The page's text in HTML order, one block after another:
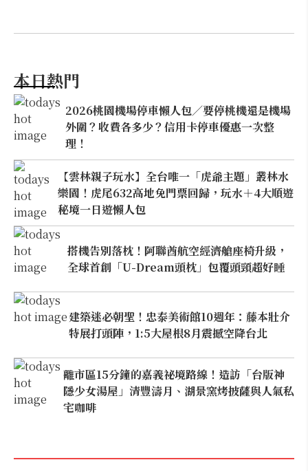
本日熱門
2026桃園機場停車懶人包／要停桃機還是機場
外圍？收費各多少？信用卡停車優惠一次整
理！
【雲林親子玩水】全台唯一「虎爺主題」叢林水
樂園！虎尾632高地免門票回歸，玩水＋4大順遊
秘境一日遊懶人包
搭機告別落枕！阿聯酋航空經濟艙座椅升級，
全球首創「U-Dream頭枕」包覆頭頸超好睡
建築迷必朝聖！忠泰美術館10週年：藤本壯介
特展打頭陣，1:5大屋根8月震撼空降台北
離市區15分鐘的嘉義祕境路線！造訪「台版神
隱少女湯屋」清豐濤月、湖景窯烤披薩與人氣私
宅咖啡